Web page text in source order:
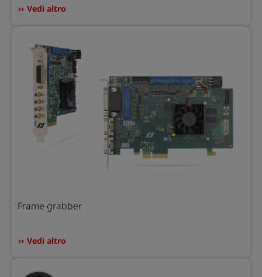
Vedi altro
Frame grabber
Vedi altro